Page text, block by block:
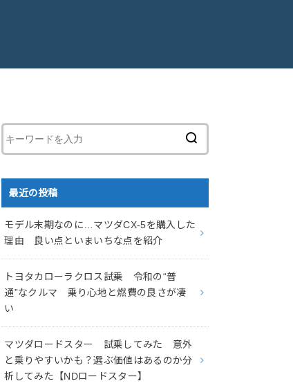
最近の投稿
モデル末期なのに…マツダCX-5を購入した
理由 良い点といまいちな点を紹介
トヨタカローラクロス試乗 令和の“普
通”なクルマ 乗り心地と燃費の良さが凄
い
マツダロードスター 試乗してみた 意外
と乗りやすいかも？選ぶ価値はあるのか分
析してみた【NDロードスター】